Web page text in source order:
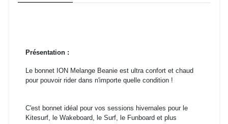
Présentation :
Le bonnet ION Melange Beanie est ultra confort et chaud
pour pouvoir rider dans n'importe quelle condition !
C'est bonnet idéal pour vos sessions hivernales pour le
Kitesurf, le Wakeboard, le Surf, le Funboard et plus